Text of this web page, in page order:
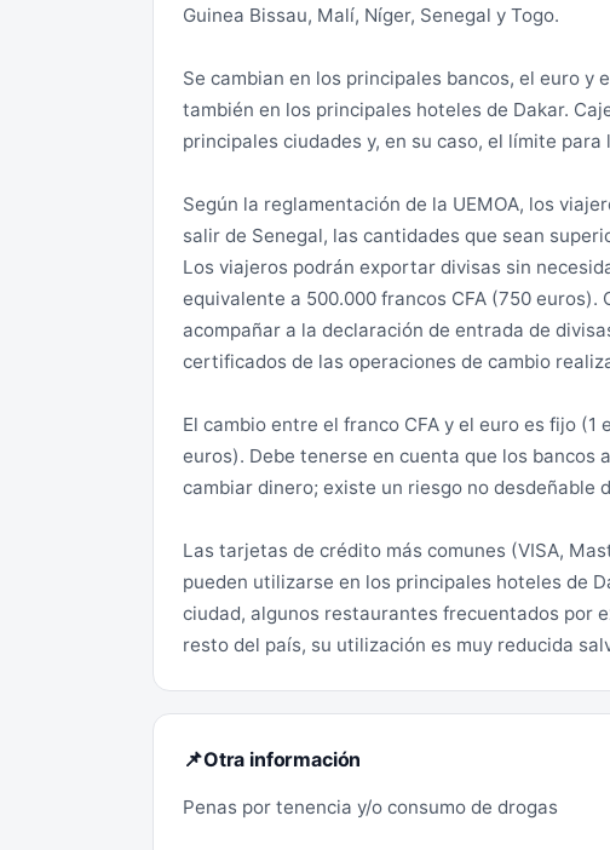
Zonas de riesgo medio:
La región natural de Casamance (Ziguinchor,
sufrido un deterioro en los últimos años.
prudencia y de autoprotección. La región está
existencia de minas en determinadas zonas.
En la misma región se puede producir
bandidaje, con uso de violencia y armas de
las precauciones. Se recomienda:
Extremar la vigilancia en los desplazamientos
posible, en un grupo de vehículos y por
Informarse de la situación de seguridad (por
antes de emprender desplazamientos por
como también desde Ziguinchor hacia el sur
Skirring (R20), al oeste.
Más allá de las zonas turísticas próximas a Cap
asfaltadas por el riesgo de minas.
Para viajar desde Dakar hasta Ziguinchor o
gambiano, desde Dakar, el paso preferible es a
Guinea Bissau, Malí, Níger, Senegal y Togo.
Se cambian en los principales bancos, el euro
también en los principales hoteles de Dakar.
principales ciudades y, en su caso, el límite
Según la reglamentación de la UEMOA, los
salir de Senegal, las cantidades que sean
Los viajeros podrán exportar divisas sin
equivalente a 500.000 francos CFA (750
acompañar a la declaración de entrada de
certificados de las operaciones de cambio
El cambio entre el franco CFA y el euro es fijo (1
euros). Debe tenerse en cuenta que los bancos
cambiar dinero; existe un riesgo no desdeñable
Las tarjetas de crédito más comunes (VISA,
pueden utilizarse en los principales hoteles de
ciudad, algunos restaurantes frecuentados por
resto del país, su utilización es muy reducida
📌Otra información
Penas por tenencia y/o consumo de drogas